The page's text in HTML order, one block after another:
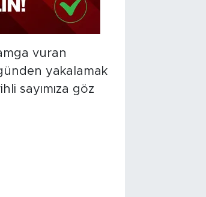
vuran
yakalamak
sayımıza göz